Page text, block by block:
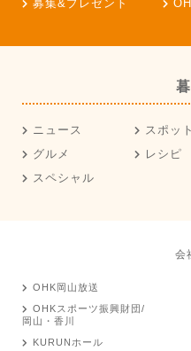
募集&プレゼント
ニュース スポット
グルメ
レシピ
スペシャル
会
OHK岡山放送
OHKスポーツ振興財団/
岡山・香川
KURUNホール